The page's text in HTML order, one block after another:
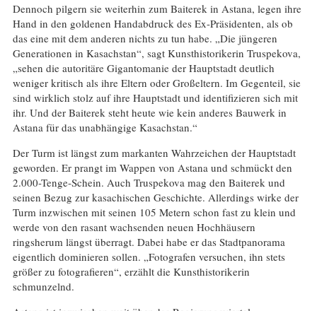
Dennoch pilgern sie weiterhin zum Baiterek in Astana, legen ihre
Hand in den goldenen Handabdruck des Ex-Präsidenten, als ob
das eine mit dem anderen nichts zu tun habe. „Die jüngeren
Generationen in Kasachstan“, sagt Kunsthistorikerin Truspekova,
„sehen die autoritäre Gigantomanie der Hauptstadt deutlich
weniger kritisch als ihre Eltern oder Großeltern. Im Gegenteil, sie
sind wirklich stolz auf ihre Hauptstadt und identifizieren sich mit
ihr. Und der Baiterek steht heute wie kein anderes Bauwerk in
Astana für das unabhängige Kasachstan.“
Der Turm ist längst zum markanten Wahrzeichen der Hauptstadt
geworden. Er prangt im Wappen von Astana und schmückt den
2.000-Tenge-Schein. Auch Truspekova mag den Baiterek und
seinen Bezug zur kasachischen Geschichte. Allerdings wirke der
Turm inzwischen mit seinen 105 Metern schon fast zu klein und
werde von den rasant wachsenden neuen Hochhäusern
ringsherum längst überragt. Dabei habe er das Stadtpanorama
eigentlich dominieren sollen. „Fotografen versuchen, ihn stets
größer zu fotografieren“, erzählt die Kunsthistorikerin
schmunzelnd.